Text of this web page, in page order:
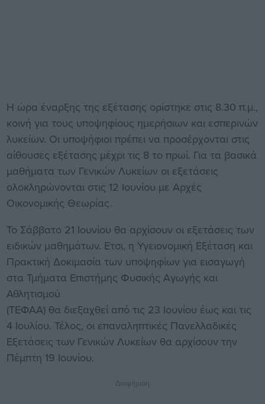
Η ώρα έναρξης της εξέτασης ορίστηκε στις 8.30 π.μ.,
κοινή για τους υποψηφίους ημερήσιων και εσπερινών
λυκείων. Οι υποψήφιοι πρέπει να προσέρχονται στις
αίθουσες εξέτασης μέχρι τις 8 το πρωί. Για τα βασικά
μαθήματα των Γενικών Λυκείων οι εξετάσεις
ολοκληρώνονται στις 12 Ιουνίου με Αρχές
Οικονομικής Θεωρίας.
Το Σάββατο 21 Ιουνίου θα αρχίσουν οι εξετάσεις των
ειδικών μαθημάτων. Ετσι, η Υγειονομική Εξέταση και
Πρακτική Δοκιμασία των υποψηφίων για εισαγωγή
στα Τμήματα Επιστήμης Φυσικής Αγωγής και
Αθλητισμού
(ΤΕΦΑΑ) θα διεξαχθεί από τις 23 Ιουνίου έως και τις
4 Ιουλίου. Τέλος, οι επαναληπτικές Πανελλαδικές
Εξετάσεις των Γενικών Λυκείων θα αρχίσουν την
Πέμπτη 19 Ιουνίου.
Διαφήμιση